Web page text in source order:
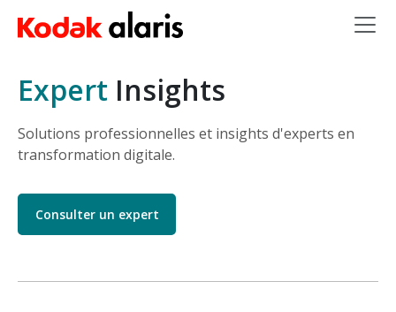
Skip to main content
Expert Insights
Solutions professionnelles et insights d'experts en
transformation digitale.
Consulter un expert